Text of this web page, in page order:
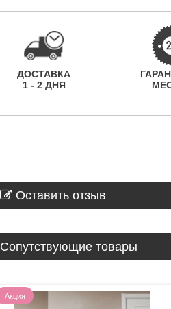
ДОСТАВКА
1 - 2 ДНЯ
Оставить отзыв
Сопутствующие товары
Акция